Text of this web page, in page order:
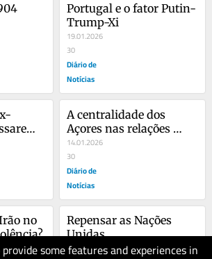
some features and experiences in
Portugal e o fator Putin-
Trump-Xi
19.01.2026
30
Diário de
Notícias
A centralidade dos
Açores nas relações
luso-americanas
14.01.2026
30
Diário de
Notícias
no
Repensar as Nações
Unidas
08.01.2026